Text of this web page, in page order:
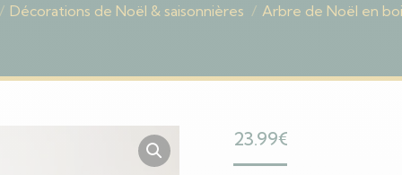
Décorations de Noël & saisonnières Arbre de Noël en
23.99€